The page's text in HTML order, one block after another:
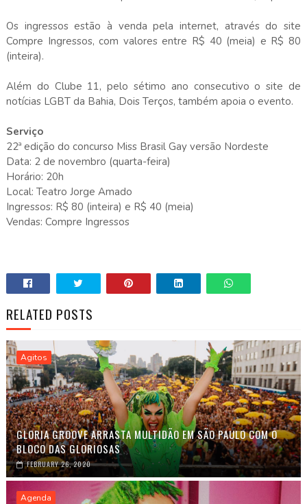
Os ingressos estão à venda pela internet, através do site
Compre Ingressos, com valores entre R$ 40 (meia) e R$ 80
(inteira).
Além do Clube 11, pelo sétimo ano consecutivo o site de
notícias LGBT da Bahia, Dois Terços, também apoia o evento.
Serviço
22ª edição do concurso Miss Brasil Gay versão Nordeste
Data: 2 de novembro (quarta-feira)
Horário: 20h
Local: Teatro Jorge Amado
Ingressos: R$ 80 (inteira) e R$ 40 (meia)
Vendas: Compre Ingressos
RELATED POSTS
Agitos
GLORIA GROOVE ARRASTA MULTIDÃO EM SÃO PAULO COM O
BLOCO DAS GLORIOSAS
FEBRUARY 26, 2020
Agenda